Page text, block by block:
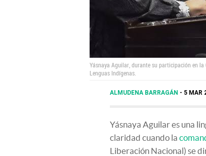
Yásnaya Aguilar, durante su participación en
Lenguas Indígenas.
ALMUDENA BARRAGÁN 5 MAR
Yásnaya Aguilar es una
claridad cuando la
Liberación Nacional) se